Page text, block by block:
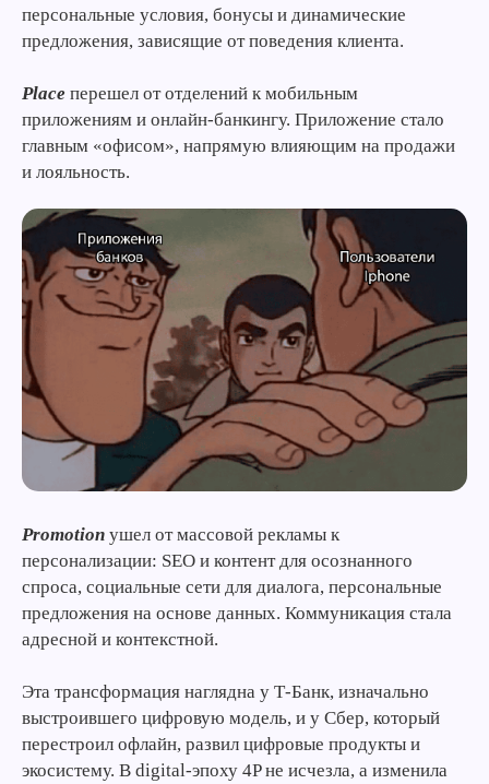
персональные условия, бонусы и динамические
предложения, зависящие от поведения клиента.
Place перешел от отделений к мобильным
приложениям и онлайн-банкингу. Приложение стало
главным «офисом», напрямую влияющим на продажи
и лояльность.
Promotion ушел от массовой рекламы к
персонализации: SEO и контент для осознанного
спроса, социальные сети для диалога, персональные
предложения на основе данных. Коммуникация стала
адресной и контекстной.
Эта трансформация наглядна у Т-Банк, изначально
выстроившего цифровую модель, и у Сбер, который
перестроил офлайн, развил цифровые продукты и
экосистему. В digital-эпоху 4P не исчезла, а изменила